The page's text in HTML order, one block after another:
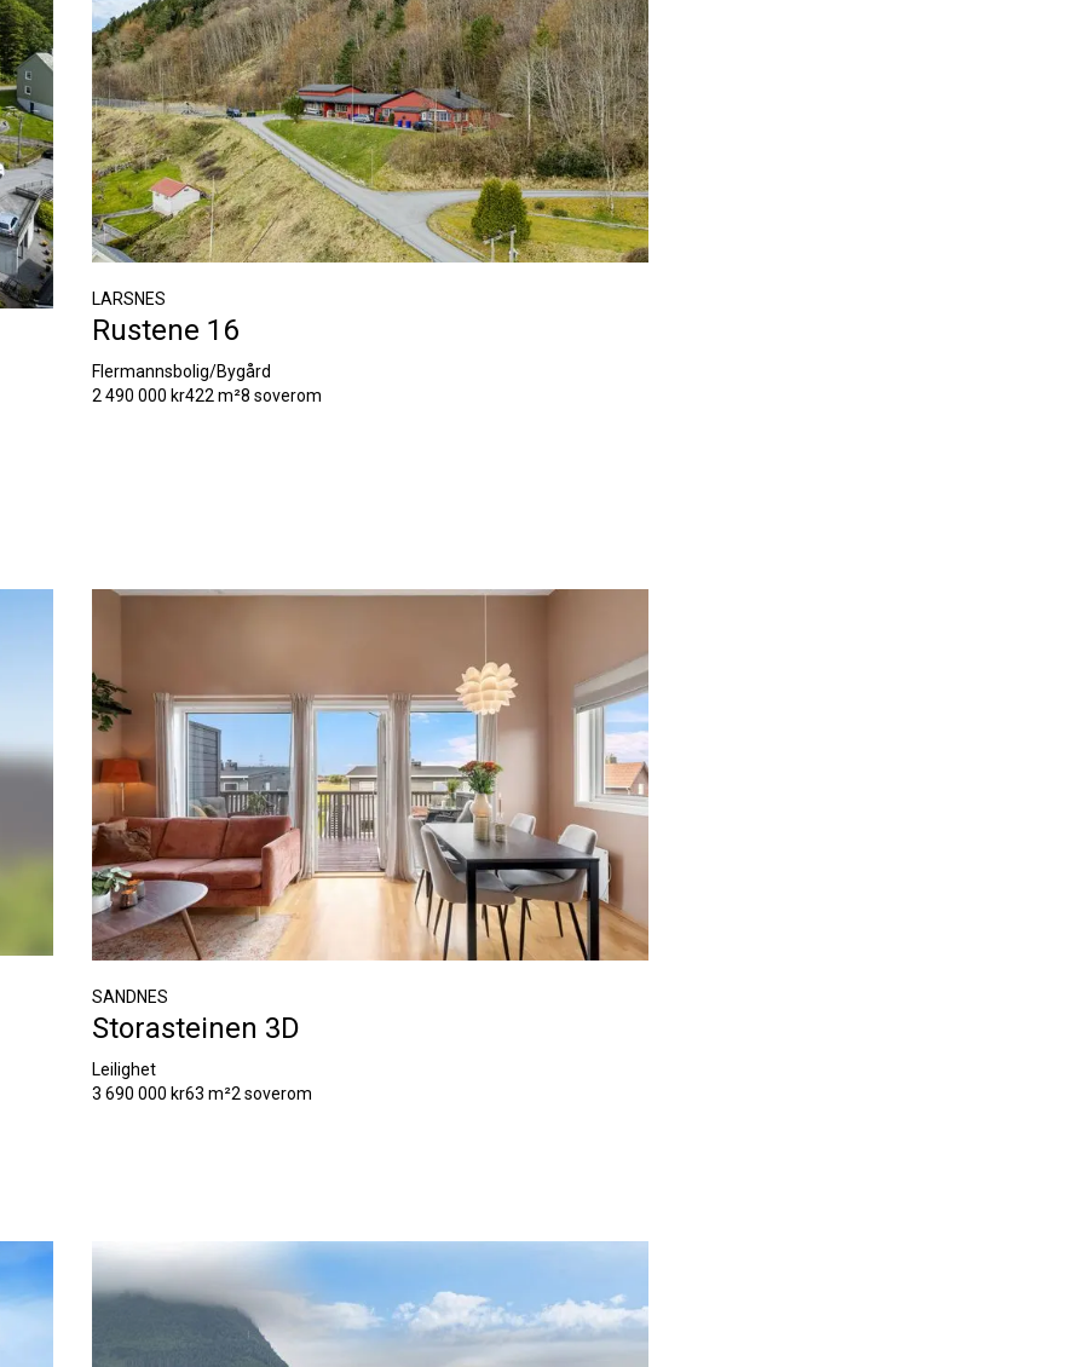
LARSNES
Rustene 16
Flermannsbolig/Bygård
2 490 000 kr422 m²8 soverom
SANDNES
Storasteinen 3D
Leilighet
3 690 000 kr63 m²2 soverom